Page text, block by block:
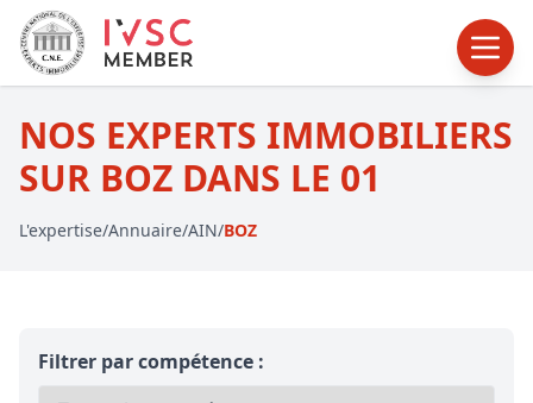
NOS EXPERTS IMMOBILIERS
SUR BOZ DANS LE 01
L'expertise/Annuaire/AIN/BOZ
Filtrer par compétence :